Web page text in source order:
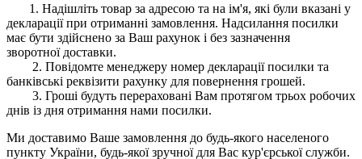
1. Надішліть товар за адресою та на ім'я, які були вказані у
декларації при отриманні замовлення. Надсилання посилки
має бути здійснено за Ваш рахунок і без зазначення
зворотної доставки.
2. Повідомте менеджеру номер декларації посилки та
банківські реквізити рахунку для повернення грошей.
3. Гроші будуть перераховані Вам протягом трьох робочих
днів із дня отримання нами посилки.
Ми доставимо Ваше замовлення до будь-якого населеного
пункту України, будь-якої зручної для Вас кур'єрської служби.